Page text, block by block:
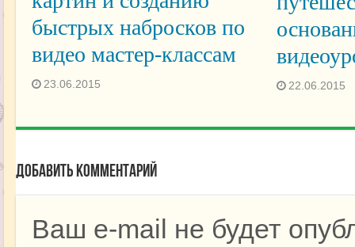
быстрых набросков по
видео мастер-классам
23.06.2015 22.06.2015
Добавить комментарий
Ваш e-mail не будет